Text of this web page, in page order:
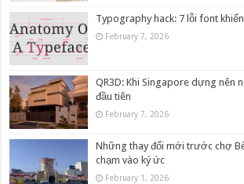
Typography hack: 7 lỗi font
February 7, 2026
QR3D: Khi Singapore dựng nên
đầu tiên
February 7, 2026
Những thay đổi mới trước chợ
chạm vào ký ức
February 1, 2026